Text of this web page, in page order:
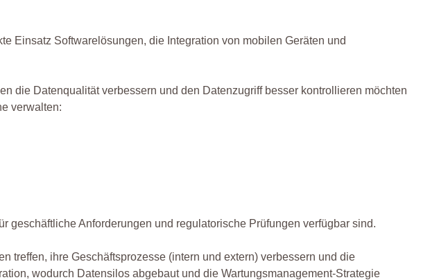
Einsatz Softwarelösungen, die Integration von mobilen Geräten und
die Datenqualität verbessern und den Datenzugriff besser kontrollieren möchten
verwalten:
geschäftliche Anforderungen und regulatorische Prüfungen verfügbar sind.
treffen, ihre Geschäftsprozesse (intern und extern) verbessern und die
wodurch Datensilos abgebaut und die Wartungsmanagement-Strategie